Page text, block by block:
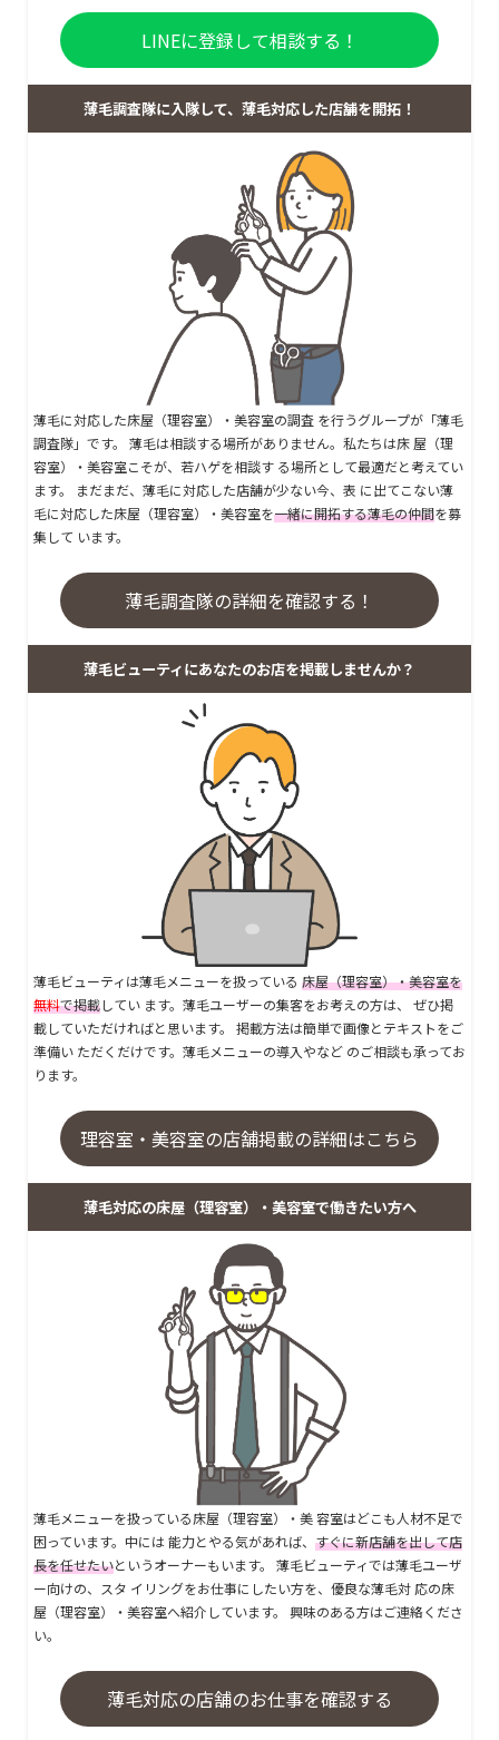
LINEに登録して相談する！
薄毛調査隊に入隊して、薄毛対応した店舗を開拓！
薄毛に対応した床屋（理容室）・美容室の調査 を行うグループが「薄毛
調査隊」です。 薄毛は相談する場所がありません。私たちは床 屋（理
容室）・美容室こそが、若ハゲを相談す る場所として最適だと考えてい
ます。 まだまだ、薄毛に対応した店舗が少ない今、表 に出てこない薄
毛に対応した床屋（理容室）・美容室を一緒に開拓する薄毛の仲間を募
集して います。
薄毛調査隊の詳細を確認する！
薄毛ビューティにあなたのお店を掲載しませんか？
薄毛ビューティは薄毛メニューを扱っている 床屋（理容室）・美容室を
無料で掲載してい ます。薄毛ユーザーの集客をお考えの方は、 ぜひ掲
載していただければと思います。 掲載方法は簡単で画像とテキストをご
準備い ただくだけです。薄毛メニューの導入やなど のご相談も承ってお
ります。
理容室・美容室の店舗掲載の詳細はこちら
薄毛対応の床屋（理容室）・美容室で働きたい方へ
薄毛メニューを扱っている床屋（理容室）・美 容室はどこも人材不足で
困っています。中には 能力とやる気があれば、 すぐに新店舗を出して店
長を任せたいというオーナーもいます。 薄毛ビューティでは薄毛ユーザ
ー向けの、スタ イリングをお仕事にしたい方を、優良な薄毛対 応の床
屋（理容室）・美容室へ紹介しています。 興味のある方はご連絡くださ
い。
薄毛対応の店舗のお仕事を確認する